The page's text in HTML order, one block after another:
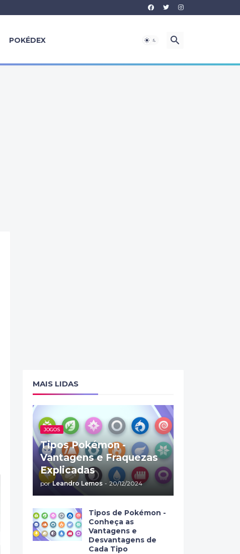
POKÉDEX
MAIS LIDAS
JOGOS
Tipos Pokémon -
Vantagens e Fraquezas
Explicadas
por Leandro Lemos - 20/12/2024
Tipos de Pokémon -
Conheça as
Vantagens e
Desvantagens de
Cada Tipo